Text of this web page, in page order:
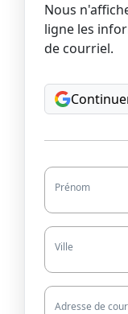
Nous
ligne les
de courriel.
Prénom
Ville
Adresse de